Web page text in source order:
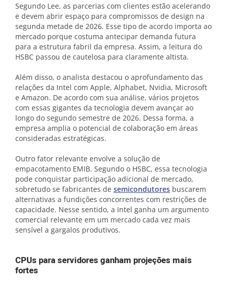
Segundo Lee, as parcerias com clientes estão acelerando
e devem abrir espaço para compromissos de design na
segunda metade de 2026. Esse tipo de acordo importa ao
mercado porque costuma antecipar demanda futura
para a estrutura fabril da empresa. Assim, a leitura do
HSBC passou de cautelosa para claramente altista.
Além disso, o analista destacou o aprofundamento das
relações da Intel com Apple, Alphabet, Nvidia, Microsoft
e Amazon. De acordo com sua análise, vários projetos
com essas gigantes da tecnologia devem avançar ao
longo do segundo semestre de 2026. Dessa forma, a
empresa amplia o potencial de colaboração em áreas
consideradas estratégicas.
Outro fator relevante envolve a solução de
empacotamento EMIB. Segundo o HSBC, essa tecnologia
pode conquistar participação adicional de mercado,
sobretudo se fabricantes de semicondutores buscarem
alternativas a fundições concorrentes com restrições de
capacidade. Nesse sentido, a Intel ganha um argumento
comercial relevante em um mercado cada vez mais
sensível a gargalos produtivos.
CPUs para servidores ganham projeções mais
fortes